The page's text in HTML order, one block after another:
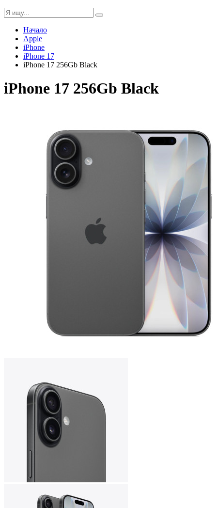
Начало
Apple
iPhone
iPhone 17
iPhone 17 256Gb Black
iPhone 17 256Gb Black